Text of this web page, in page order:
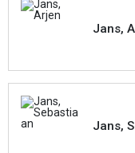
Jans,
Jans,